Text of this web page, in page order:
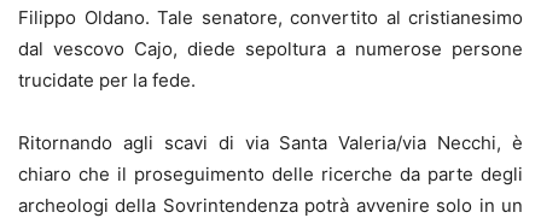
Filippo Oldano. Tale senatore, convertito al cristianesimo
dal vescovo Cajo, diede sepoltura a numerose persone
trucidate per la fede.
Ritornando agli scavi di via Santa Valeria/via Necchi, è
chiaro che il proseguimento delle ricerche da parte degli
archeologi della Sovrintendenza potrà avvenire solo in un